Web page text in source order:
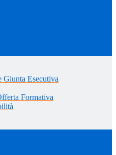
Esecutiva
Formativa